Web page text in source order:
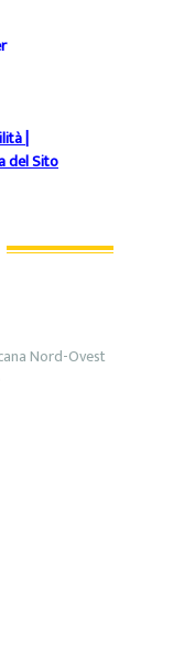
|
del Sito
Nord-Ovest